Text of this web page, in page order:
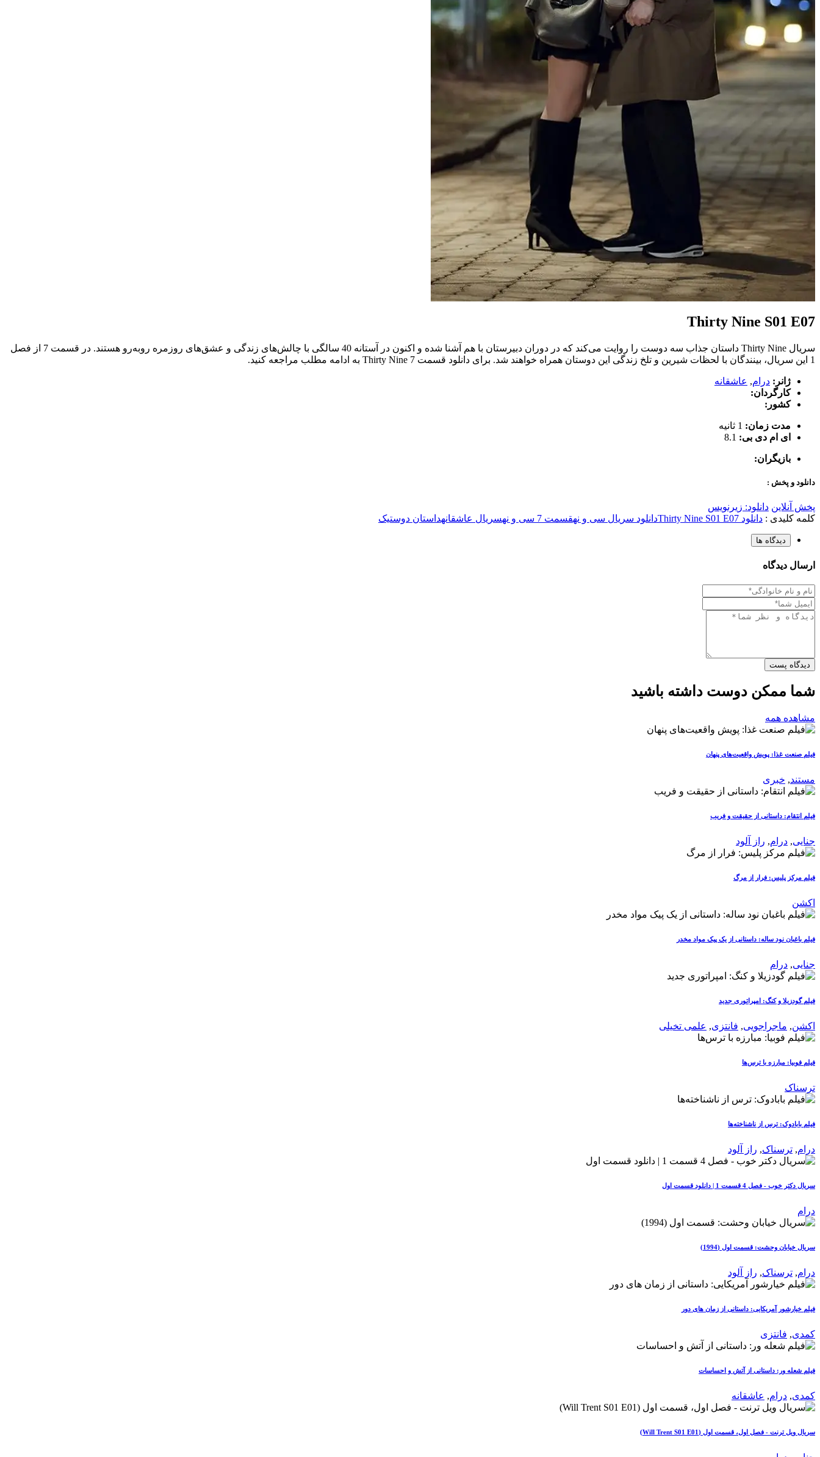
Thirty Nine S01 E07
سریال Thirty Nine داستان جذاب سه دوست را روایت می‌کند که در دوران دبیرستان با هم آشنا شده و اکنون در آستانه 40 سالگی با چالش‌های زندگی و عشق‌های روزمره روبه‌رو هستند. در قسمت 7 از فصل
1 این سریال، بینندگان با لحظات شیرین و تلخ زندگی این دوستان همراه خواهند شد. برای دانلود قسمت 7 Thirty Nine به ادامه مطلب مراجعه کنید.
ژانر: درام, عاشقانه
کارگردان:
کشور:
مدت زمان: 1 ثانیه
ای ام دی بی: 8.1
بازیگران:
دانلود و پخش :
پخش آنلاین دانلود: زیرنویس
کلمه کلیدی : دانلود Thirty Nine S01 E07 دانلود سریال سی و نهقسمت 7 سی و نه سریال عاشقانهداستان دوستیک
دیدگاه ها
ارسال دیدگاه
دیدگاه پست
شما ممکن دوست داشته باشید
مشاهده همه
فیلم صنعت غذا: پویش واقعیت‌های پنهان
مستند, خبری
فیلم انتقام: داستانی از حقیقت و فریب
جنایی, درام, راز آلود
فیلم مرکز پلیس: فرار از مرگ
اکشن
فیلم باغبان نود ساله: داستانی از یک پیک مواد مخدر
جنایی, درام
فیلم گودزیلا و کنگ: امپراتوری جدید
اکشن, ماجراجویی, فانتزی, علمی تخیلی
فیلم فوبیا: مبارزه با ترس‌ها
ترسناک
فیلم بابادوک: ترس از ناشناخته‌ها
درام, ترسناک, راز آلود
سریال دکتر خوب - فصل 4 قسمت 1 | دانلود قسمت اول
درام
سریال خیابان وحشت: قسمت اول (1994)
درام, ترسناک, راز آلود
فیلم خیارشور آمریکایی: داستانی از زمان های دور
کمدی, فانتزی
فیلم شعله ور: داستانی از آتش و احساسات
کمدی, درام, عاشقانه
سریال ویل ترنت - فصل اول، قسمت اول (Will Trent S01 E01)